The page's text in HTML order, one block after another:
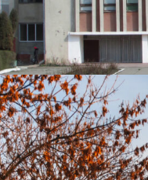
ВОЗДУХА